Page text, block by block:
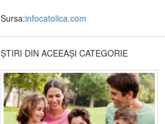
Sursa:infocatolica.com
ȘTIRI DIN ACEEAȘI CATEGORIE